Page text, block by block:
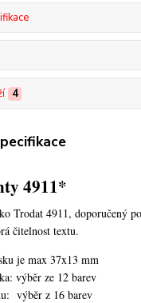
4
4911*
Trodat 4911, doporučený
čitelnost textu.
je max 37x13 mm
výběr ze 12 barev
výběr z 16 barev